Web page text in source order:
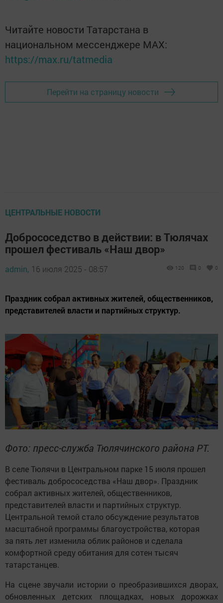
Читайте новости Татарстана в
национальном мессенджере MАХ:
https://max.ru/tatmedia
Перейти на страницу новости
ЦЕНТРАЛЬНЫЕ НОВОСТИ
Добрососедство в действии: в Тюлячах
прошел фестиваль «Наш двор»
admin, 16 июля 2025 - 08:57 120 0 0
Праздник собрал активных жителей, общественников,
представителей власти и партийных структур.
Фото: пресс-служба Тюлячинского района РТ.
В селе Тюлячи в Центральном парке 15 июля прошел
фестиваль добрососедства «Наш двор». Праздник
собрал активных жителей, общественников,
представителей власти и партийных структур.
Центральной темой стало обсуждение результатов
масштабной программы благоустройства, которая
за пять лет изменила облик районов и сделала
комфортной среду обитания для сотен тысяч
татарстанцев.
На сцене звучали истории о преобразившихся дворах,
обновленных детских площадках, новых дорожках